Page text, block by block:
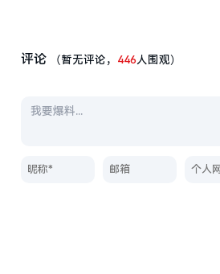
评论 （暂无评论， 446人围观）